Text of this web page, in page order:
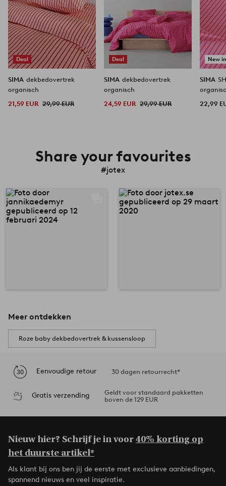
Deal
SIMA dekbedovertrek
organisch
21,59 EUR 29,99 EUR
Deal
SIMA dekbedovertrek
organisch
24,59 EUR 29,99 EUR
New
SIMA
22,99
Share your favourites
#jotex
Meer ontdekken
Roze baby dekbedovertrek & kussensloop
Eenvoudige retour 30 dagen retourrecht*
Gratis verzending
Geldt voor standaard pakketten
boven de 129 EUR
Nieuw hier? Schrijf je in voor40% korting op
het duurste artikel*
Als klant bij ons ben jij de eerste met exclusieve aanbiedingen,
spannend nieuws en veel inspiratie.